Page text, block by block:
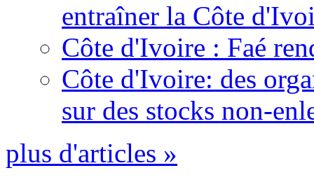
entraîner la Côte
Côte d'Ivoire : Faé
Côte d'Ivoire: des
sur des stocks non-
plus d'articles »